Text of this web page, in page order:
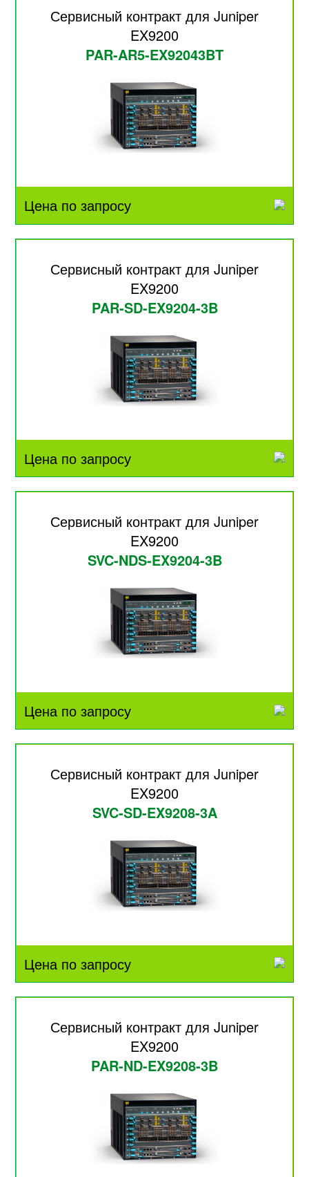
Сервисный контракт для Juniper
EX9200
PAR-AR5-EX92043BT
Цена по запросу
Сервисный контракт для Juniper
EX9200
PAR-SD-EX9204-3B
Цена по запросу
Сервисный контракт для Juniper
EX9200
SVC-NDS-EX9204-3B
Цена по запросу
Сервисный контракт для Juniper
EX9200
SVC-SD-EX9208-3A
Цена по запросу
Сервисный контракт для Juniper
EX9200
PAR-ND-EX9208-3B